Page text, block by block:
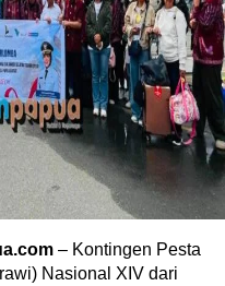
– Kontingen Pesta
Nasional XIV dari